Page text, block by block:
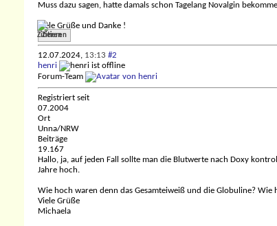
Muss dazu sagen, hatte damals schon Tagelang Novalgin
Viele Grüße und Danke !
Zitieren
12.07.2024, 13:13 #2
henri
Forum-Team
Registriert seit
07.2004
Ort
Unna/NRW
Beiträge
19.167
Hallo, ja, auf jeden Fall sollte man die Blutwerte nach Doxy
Jahre hoch.
Wie hoch waren denn das Gesamteiweiß und die Globuline? Wie
Viele Grüße
Michaela